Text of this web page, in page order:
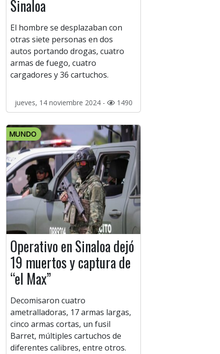
Sinaloa
El hombre se desplazaban con
otras siete personas en dos
autos portando drogas, cuatro
armas de fuego, cuatro
cargadores y 36 cartuchos.
jueves, 14 noviembre 2024 - 1490
MUNDO
Operativo en Sinaloa dejó
19 muertos y captura de
“el Max”
Decomisaron cuatro
ametralladoras, 17 armas largas,
cinco armas cortas, un fusil
Barret, múltiples cartuchos de
diferentes calibres, entre otros.